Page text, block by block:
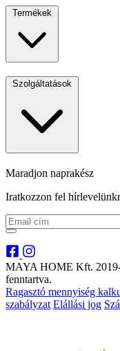
Termékek
Szolgáltatások
Maradjon naprakész
Iratkozzon fel
MAYA HOME Kft.
fenntartva.
Ragasztó mennyiség
szabályzat Elállási jog